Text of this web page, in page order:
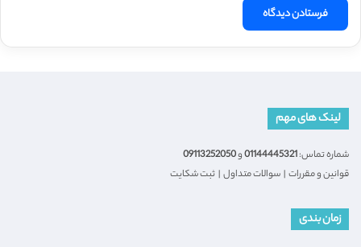
لینک های مهم
شماره تماس:01144445321و09113252050
قوانین و مقررات | سوالات متداول | ثبت شکایت
زمان بندی